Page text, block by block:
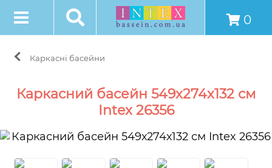
0
Каркасні басейни
Каркасний басейн 549х274х132 см
Intex 26356